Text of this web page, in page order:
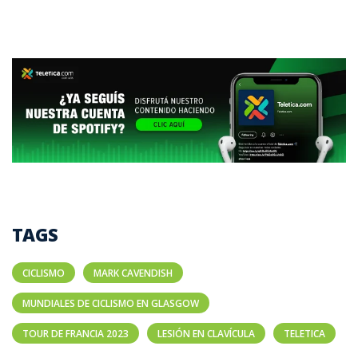
TAGS
CICLISMO MARK CAVENDISH
MUNDIALES DE CICLISMO EN GLASGOW
TOUR DE FRANCIA 2023 LESIÓN EN CLAVÍCULA TELETICA